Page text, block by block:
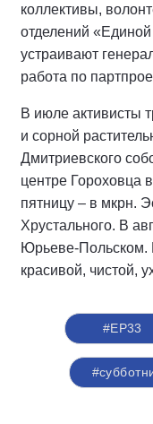
коллективы,
отделений
устраивают
работа по
В июле активисты
и сорной
Дмитриевского
центре Гороховца
пятницу – в мкрн.
Хрустального. В
Юрьеве-Польском.
красивой, чистой,
#ЕР33